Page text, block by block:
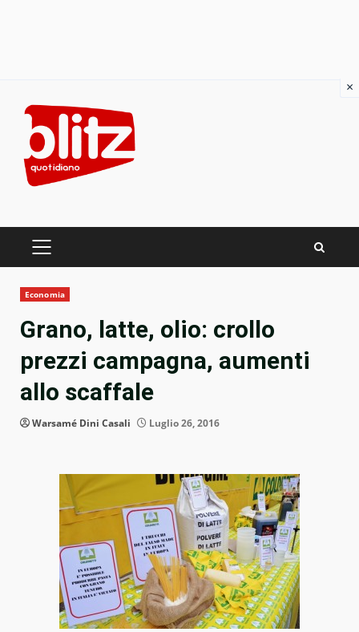
content
PRIMARY
Economia
Grano, latte, olio: crollo
prezzi campagna, aumenti
allo scaffale
Warsamé Dini Casali Luglio 26, 2016
×